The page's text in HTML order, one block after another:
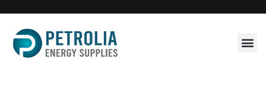
Skip
to
content